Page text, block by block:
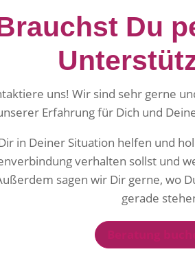
Du
uns! Wir sind sehr gerne
Erfahrung für Dich und
in Deiner Situation helfen und
verhalten sollst und
sagen wir Dir gerne, wo
gerade